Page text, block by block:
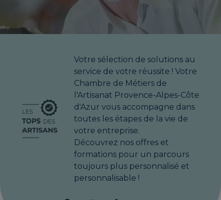
Votre sélection de solutions au
service de votre réussite ! Votre
Chambre de Métiers de
l'Artisanat Provence-Alpes-Côte
d'Azur vous accompagne dans
toutes les étapes de la vie de
votre entreprise.
Découvrez nos offres et
formations pour un parcours
toujours plus personnalisé et
personnalisable !